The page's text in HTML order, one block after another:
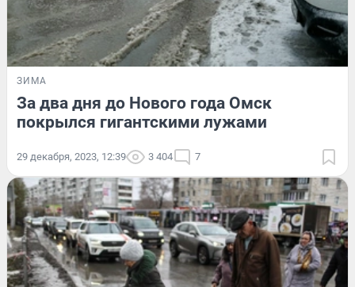
ЗИМА
За два дня до Нового года Омск
покрылся гигантскими лужами
29 декабря, 2023, 12:39 3 404 7